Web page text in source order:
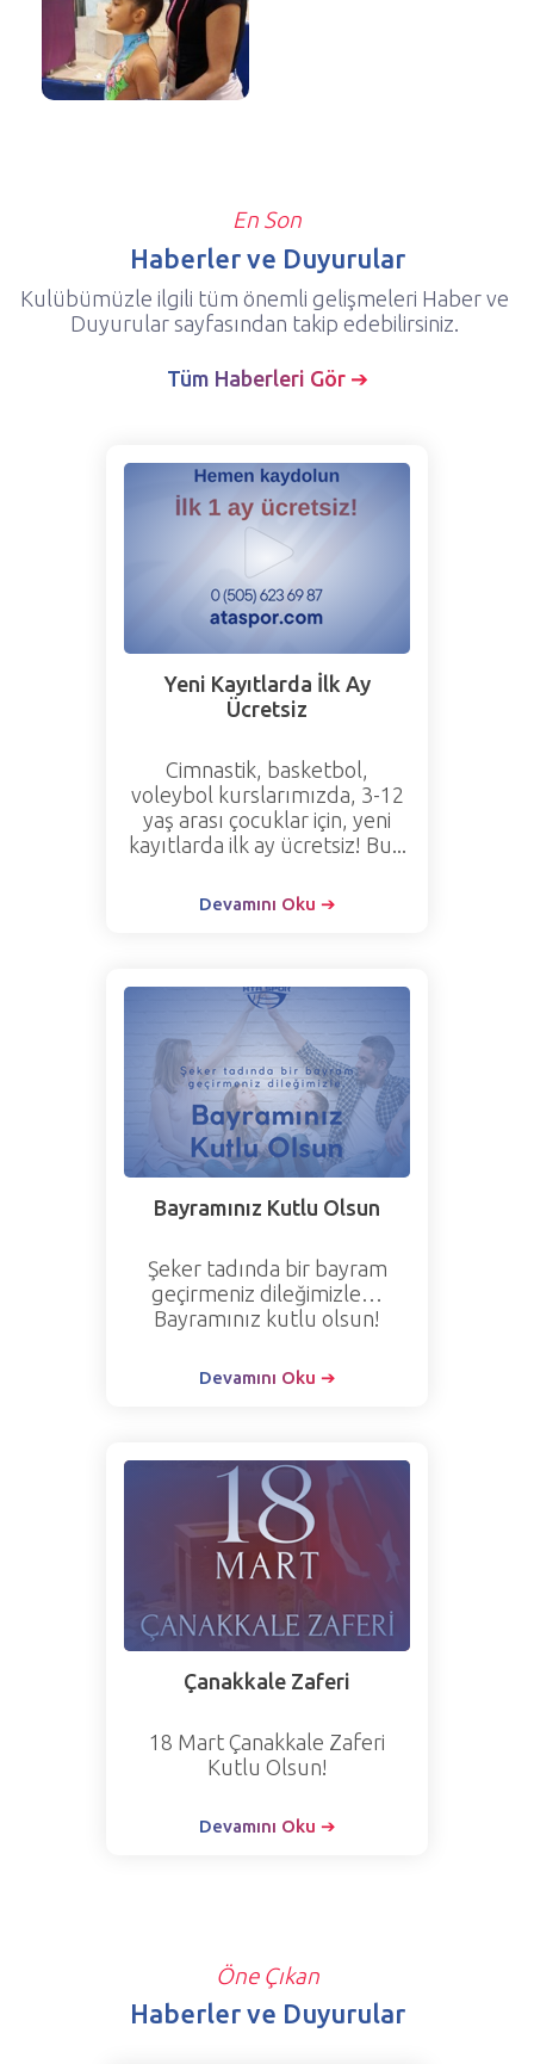
En Son
Haberler ve Duyurular
Kulübümüzle ilgili tüm önemli gelişmeleri Haber ve
Duyurular sayfasından takip edebilirsiniz.
Tüm Haberleri Gör ➔
Yeni Kayıtlarda İlk Ay
Ücretsiz
Cimnastik, basketbol,
voleybol kurslarımızda, 3-12
yaş arası çocuklar için, yeni
kayıtlarda ilk ay ücretsiz! Bu...
Devamını Oku ➔
Bayramınız Kutlu Olsun
Şeker tadında bir bayram
geçirmeniz dileğimizle…
Bayramınız kutlu olsun!
Devamını Oku ➔
Çanakkale Zaferi
18 Mart Çanakkale Zaferi
Kutlu Olsun!
Devamını Oku ➔
Öne Çıkan
Haberler ve Duyurular